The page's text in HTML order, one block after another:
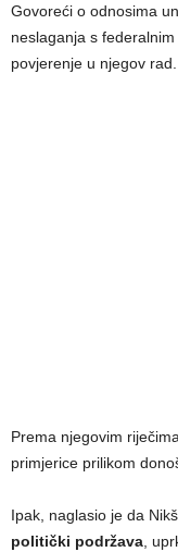
Govoreći o odnosima
neslaganja s
povjerenje u njegov rad.
Prema njegovim
primjerice prilikom
Ipak, naglasio je da
politički podržava ,